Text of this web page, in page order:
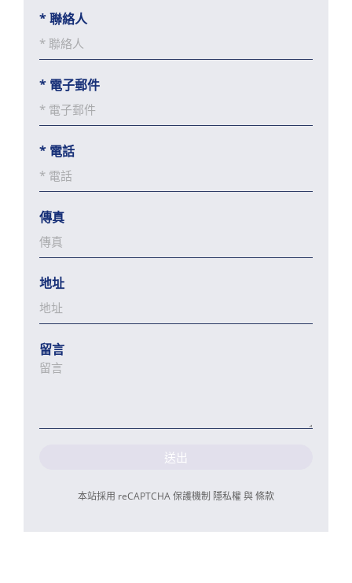
*聯絡人
* 電子郵件
* 電話
傳真
地址
留言
送出
本站採用 reCAPTCHA 保護機制 隱私權與條款